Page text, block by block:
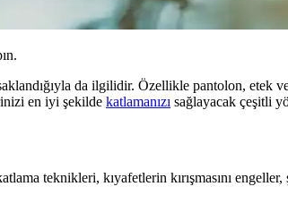
da ilgilidir. Özellikle pantolon,
en iyi şekilde katlamanızı sağlayacak çeşitli
teknikleri, kıyafetlerin kırışmasını engeller,